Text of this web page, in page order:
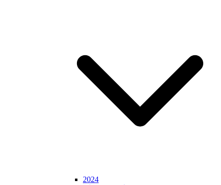
2024